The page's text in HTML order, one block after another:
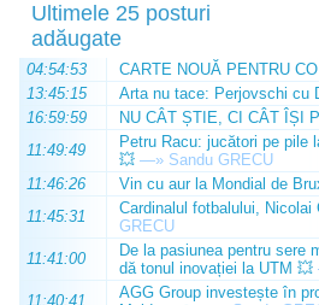
Ultimele 25 posturi
adăugate
04:54:53
CARTE NOUĂ PENTRU
13:45:15
Arta nu tace: Perjovschi cu
16:59:59
NU CÂT ȘTIE, CI CÂT ÎȘI
11:49:49
Petru Racu: jucători pe pile
💥 —» Sandu GRECU
11:46:26
Vin cu aur la Mondial de
11:45:31
Cardinalul fotbalului,
GRECU
11:41:00
De la pasiunea pentru sere
dă tonul inovației la UTM 💥
11:40:41
AGG Group investește în